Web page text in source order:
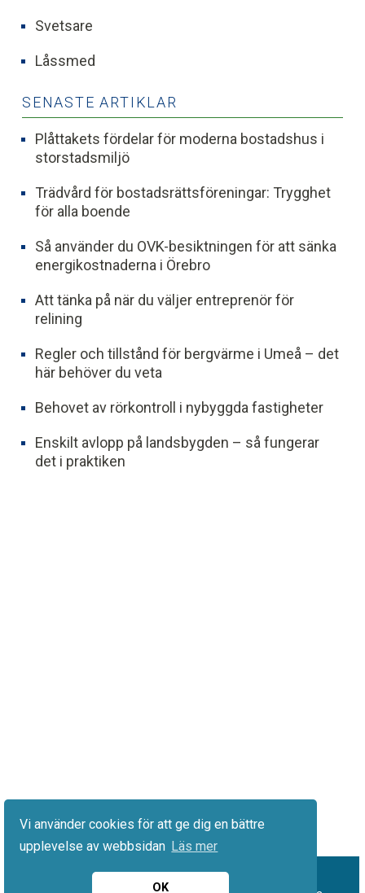
Vi använder cookies för att ge dig en bättre
upplevelse av webbsidan Läs mer
OK
Svetsare
Låssmed
SENASTE ARTIKLAR
Plåttakets fördelar för moderna bostadshus i
storstadsmiljö
Trädvård för bostadsrättsföreningar: Trygghet
för alla boende
Så använder du OVK-besiktningen för att sänka
energikostnaderna i Örebro
Att tänka på när du väljer entreprenör för
relining
Regler och tillstånd för bergvärme i Umeå – det
här behöver du veta
Behovet av rörkontroll i nybyggda fastigheter
Enskilt avlopp på landsbygden – så fungerar
det i praktiken